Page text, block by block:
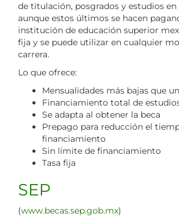
de titulación, posgrados y estudios en
aunque estos últimos se hacen
institución de educación superior
fija y se puede utilizar en cualquier
carrera.
Lo que ofrece:
Mensualidades más bajas que
Financiamiento total de
Se adapta al obtener la beca
Prepago para reducción el
financiamiento
Sin límite de financiamiento
Tasa fija
SEP
(www.becas.sep.gob.mx)